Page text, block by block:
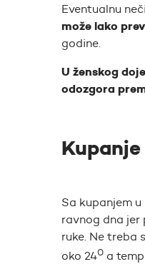
Eventualnu
može lako
godine.
U ženskog
odozgora
Sa kupanjem
ravnog dna jer
ruke. Ne treba
oko 240a